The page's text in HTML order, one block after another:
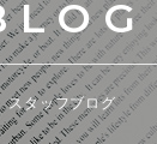
スタッフブログ